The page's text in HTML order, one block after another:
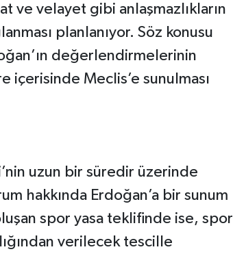
ve velayet gibi anlaşmazlıkların
planlanıyor. Söz konusu
değerlendirmelerinin
içerisinde Meclis’e sunulması
uzun bir süredir üzerinde
hakkında Erdoğan’a bir sunum
spor yasa teklifinde ise, spor
verilecek tescille